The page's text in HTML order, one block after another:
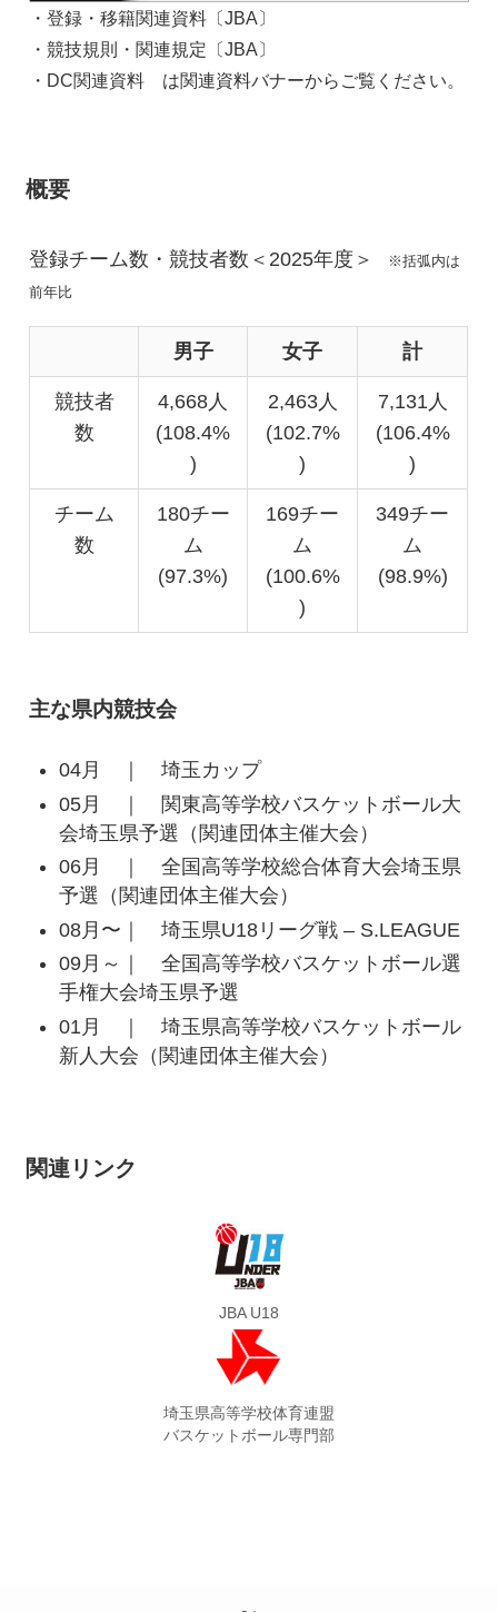
・登録・移籍関連資料〔JBA〕
・競技規則・関連規定〔JBA〕
・DC関連資料 は関連資料バナーからご覧ください。
概要
登録チーム数・競技者数＜2025年度＞
※括弧内は
前年比
男子 女子 計
競技者
数
4,668人
(108.4%
)
2,463人
(102.7%
)
7,131人
(106.4%
)
チーム
数
180チー
ム
(97.3%)
169チー
ム
(100.6%
)
349チー
ム
(98.9%)
主な県内競技会
04月 ｜ 埼玉カップ
05月 ｜ 関東高等学校バスケットボール大
会埼玉県予選（関連団体主催大会）
06月 ｜ 全国高等学校総合体育大会埼玉県
予選（関連団体主催大会）
08月〜｜ 埼玉県U18リーグ戦 – S.LEAGUE
09月～｜ 全国高等学校バスケットボール選
手権大会埼玉県予選
01月 ｜ 埼玉県高等学校バスケットボール
新人大会（関連団体主催大会）
関連リンク
JBA U18
埼玉県高等学校体育連盟
バスケットボール専門部